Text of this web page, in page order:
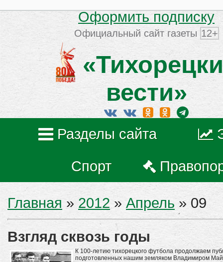
Оформить подписку
Официальный сайт газеты 12+
вести»
Разделы сайта
Спорт
Главная » 2012 » Апрель » 09
Взгляд сквозь годы
К 100-летию тихорецкого футбола продолжаем
подготовленных нашим земляком Владимиром